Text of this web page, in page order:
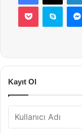
Pocket Skype
Kayıt Ol